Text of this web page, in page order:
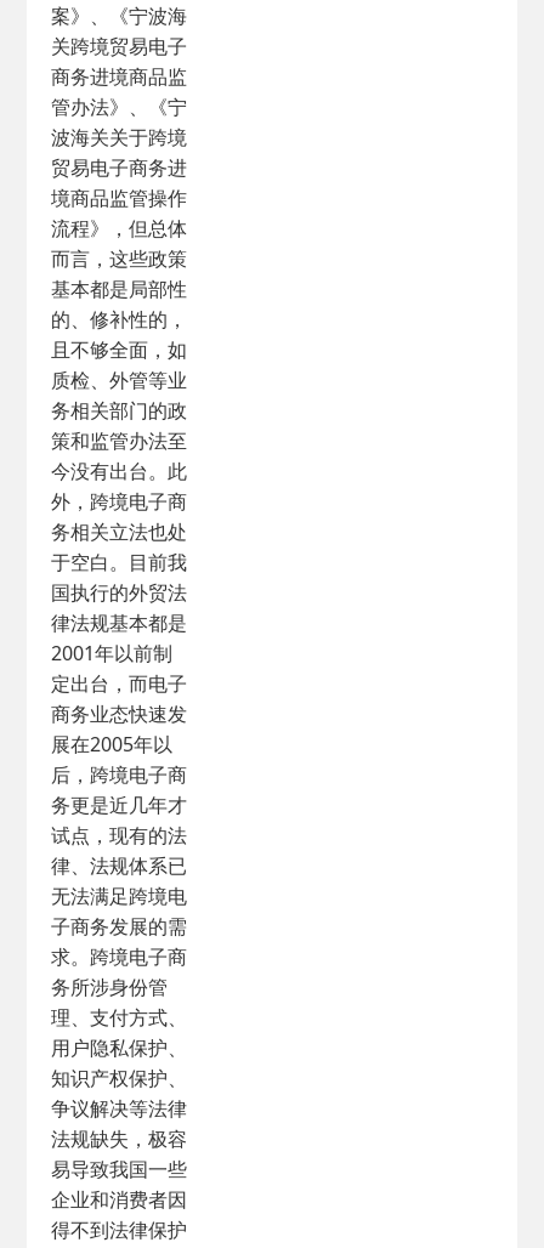
案》、《宁波海
关跨境贸易电子
商务进境商品监
管办法》、《宁
波海关关于跨境
贸易电子商务进
境商品监管操作
流程》，但总体
而言，这些政策
基本都是局部性
的、修补性的，
且不够全面，如
质检、外管等业
务相关部门的政
策和监管办法至
今没有出台。此
外，跨境电子商
务相关立法也处
于空白。目前我
国执行的外贸法
律法规基本都是
2001年以前制
定出台，而电子
商务业态快速发
展在2005年以
后，跨境电子商
务更是近几年才
试点，现有的法
律、法规体系已
无法满足跨境电
子商务发展的需
求。跨境电子商
务所涉身份管
理、支付方式、
用户隐私保护、
知识产权保护、
争议解决等法律
法规缺失，极容
易导致我国一些
企业和消费者因
得不到法律保护